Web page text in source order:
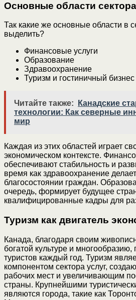
Основные области
Так какие же основные области в
выделить?
Финансовые услуги
Образование
Здравоохранение
Туризм и гостиничный бизнес
Читайте также:
Канадские
технологии: Как северные
мир
Каждая из этих областей играет
экономическом контексте.
обеспечивают стабильность и
время как здравоохранение
благосостоянии граждан.
очередь, формирует будущее
квалифицированные кадры для
Туризм как двигатель
Канада, благодаря своим
богатой культуре и
туристов каждый год. Туризм
компонентом сектора услуг,
рабочих мест и увеличивающим
страны. Крупнейшими
являются города, такие как